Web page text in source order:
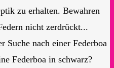
zu erhalten. Bewahren
nicht zerdrückt...
Suche nach einer Federboa
Federboa in schwarz?